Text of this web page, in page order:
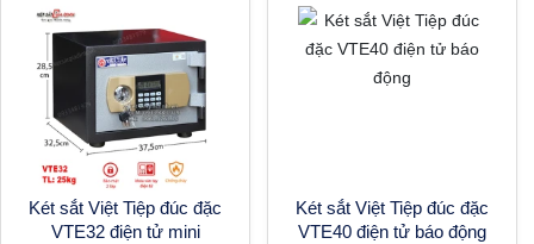
Két sắt Việt Tiệp đúc đặc
VTE32 điện tử mini
Két sắt Việt Tiệp đúc đặc
VTE40 điện tử báo động